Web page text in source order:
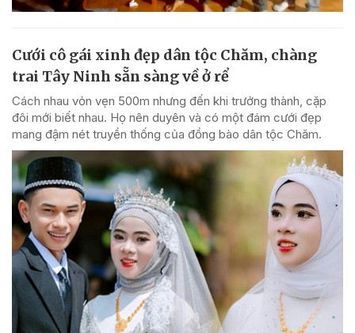
Cưới cô gái xinh đẹp dân tộc Chăm, chàng
trai Tây Ninh sẵn sàng về ở rể
Cách nhau vỏn vẹn 500m nhưng đến khi trưởng thành, cặp
đôi mới biết nhau. Họ nên duyên và có một đám cưới đẹp
mang đậm nét truyền thống của đồng bào dân tộc Chăm.